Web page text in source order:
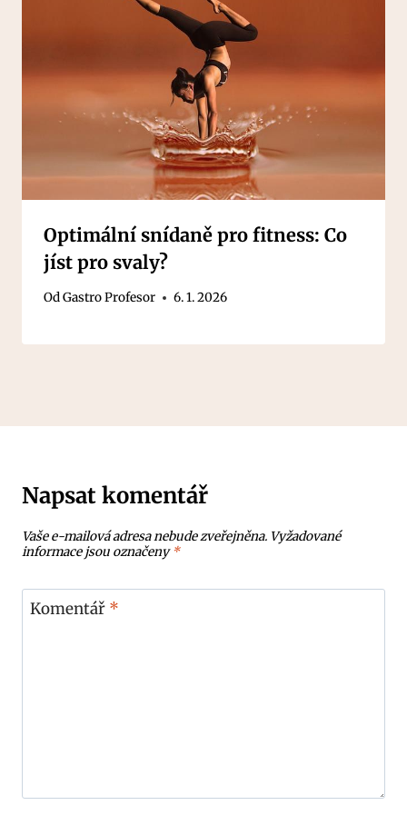
Optimální snídaně pro fitness: Co
jíst pro svaly?
OdGastro Profesor 6. 1. 2026
Napsat komentář
Vaše e-mailová adresa nebude zveřejněna. Vyžadované
informace jsou označeny*
Komentář *